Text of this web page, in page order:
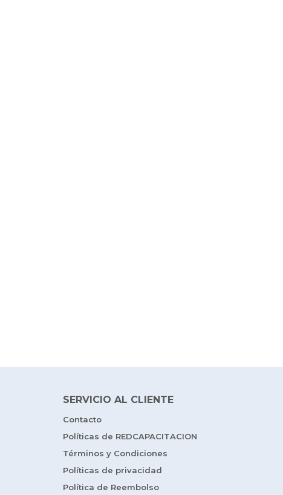
SERVICIO AL CLIENTE
Contacto
Políticas de REDCAPACITACION
Términos y Condiciones
Políticas de privacidad
Política de Reembolso